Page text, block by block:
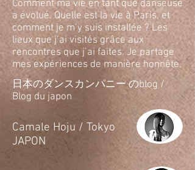
Comment ma vie en tant que danseuse
a évolué. Quelle est la vie à Paris, et
comment je m’y suis installée ? Les
lieux que j’ai visités grâce aux
rencontres que j’ai faites. Je partage
mes expériences de manière honnête.
日本のダンスカンパニー のblog /
Blog du japon
​Camale Hoju / Tokyo
JAPON